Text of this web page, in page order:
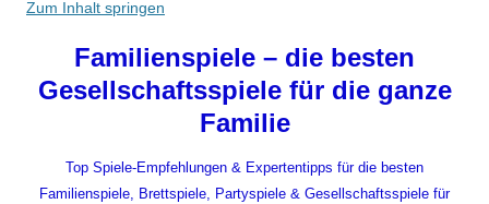
Zum Inhalt springen
Familienspiele – die besten
Gesellschaftsspiele für die ganze
Familie
Top Spiele-Empfehlungen & Expertentipps für die besten
Familienspiele, Brettspiele, Partyspiele & Gesellschaftsspiele für